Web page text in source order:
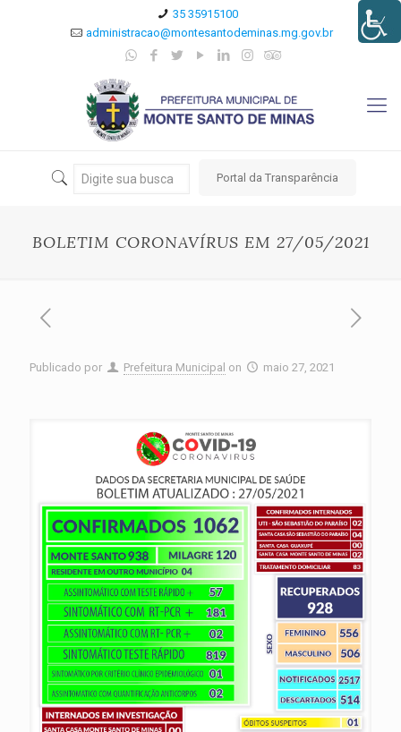
35 35915100
administracao@montesantodeminas.mg.gov.br
Portal da Transparência
BOLETIM CORONAVÍRUS EM 27/05/2021
Publicado por Prefeitura Municipal on maio 27, 2021